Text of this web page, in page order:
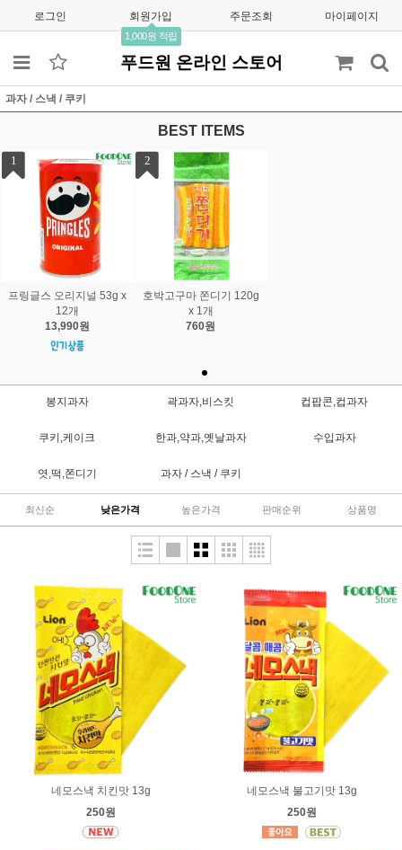
로그인 회원가입
1,000원 적립
주문조회 마이페이지
푸드원 온라인 스토어
과자 / 스낵 / 쿠키
BEST ITEMS
1
프링글스 오리지널 53g x
12개
13,990원
2
호박고구마 쫀디기 120g
x 1개
760원
봉지과자 곽과자,비스킷 컵팝콘,컵과자
쿠키,케이크 한과,약과,옛날과자 수입과자
엿,떡,쫀디기 과자 / 스낵 / 쿠키
최신순 낮은가격 높은가격 판매순위 상품명
네모스낵 치킨맛 13g
250원
네모스낵 불고기맛 13g
250원